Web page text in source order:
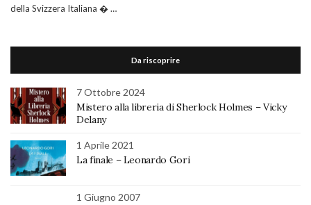
della Svizzera Italiana � …
Da riscoprire
7 Ottobre 2024
Mistero alla libreria di Sherlock Holmes – Vicky
Delany
1 Aprile 2021
La finale – Leonardo Gori
1 Giugno 2007